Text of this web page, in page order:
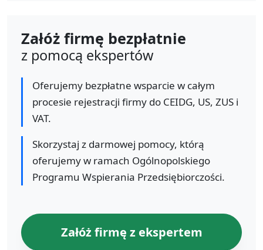
Załóż firmę bezpłatnie
z pomocą ekspertów
Oferujemy bezpłatne wsparcie w całym
procesie rejestracji firmy do CEIDG, US, ZUS i
VAT.
Skorzystaj z darmowej pomocy, którą
oferujemy w ramach Ogólnopolskiego
Programu Wspierania Przedsiębiorczości.
Załóż firmę z ekspertem